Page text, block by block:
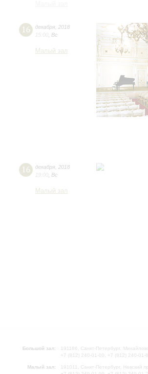
16 декабря 2018
15:00 Вс
Малый зал
16 декабря 2018
19:00 Вс
Малый зал
Большой зал:
191186, Санкт-Петербург,
+7 (812) 240-01-00, +7 (812) 240-01-
Малый зал:
191011, Санкт-Петербург, Невский